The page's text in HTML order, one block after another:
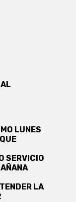
LUNES
SERVICIO
LA